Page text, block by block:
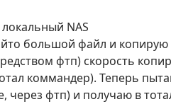
NAS
большой файл и копирую
фтп) скорость
коммандер). Теперь
через фтп) и получаю в